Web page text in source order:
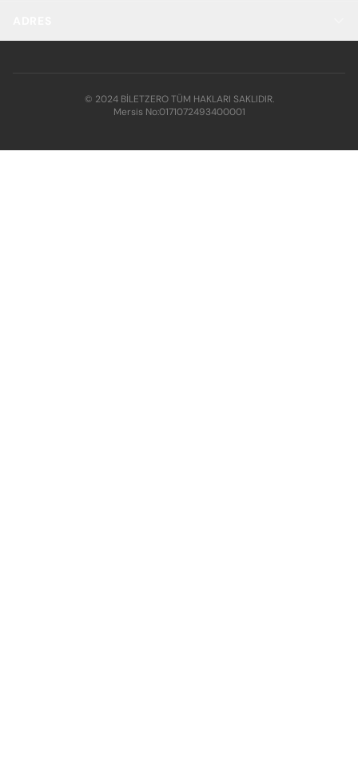
© 2024 BİLETZERO TÜM HAKLARI SAKLIDIR.
Mersis No:0171072493400001